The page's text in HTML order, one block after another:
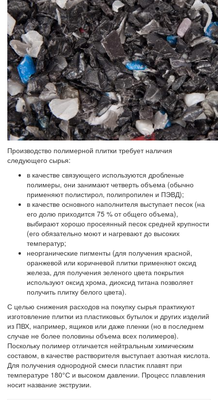
Производство полимерной плитки требует наличия
следующего сырья:
в качестве связующего используются дробленые
полимеры, они занимают четверть объема (обычно
применяют полистирол, полипропилен и ПЭВД);
в качестве основного наполнителя выступаетпесок (на
его долю приходится 75 % от общего объема),
выбирают хорошо просеянный песок средней крупности
(его обязательно моют и нагревают до высоких
температур;
неорганические пигменты (для получения красной,
оранжевой или коричневой плитки применяют оксид
железа, для получения зеленого цвета покрытия
используют оксид хрома, диоксид титана позволяет
получить плитку белого цвета).
С целью снижения расходов на покупку сырья практикуют
изготовление плитки из пластиковых бутылок и других изделий
из ПВХ, например, ящиков или даже пленки (но в последнем
случае не более половины объема всех полимеров).
Поскольку полимер отличается нейтральным химическим
составом, в качестве растворителя выступает азотная кислота.
Для получения однородной смеси пластик плавят при
температуре 180°С и высоком давлении. Процесс плавления
носит название экструзии.